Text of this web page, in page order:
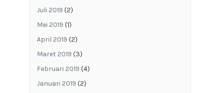
Juli 2019 (2)
Mei 2019 (1)
April 2019 (2)
Maret 2019 (3)
Februari 2019 (4)
Januari 2019 (2)